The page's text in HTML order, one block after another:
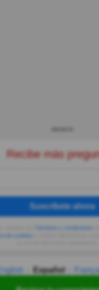
Recibe más
Suscríbete ahora
English Español